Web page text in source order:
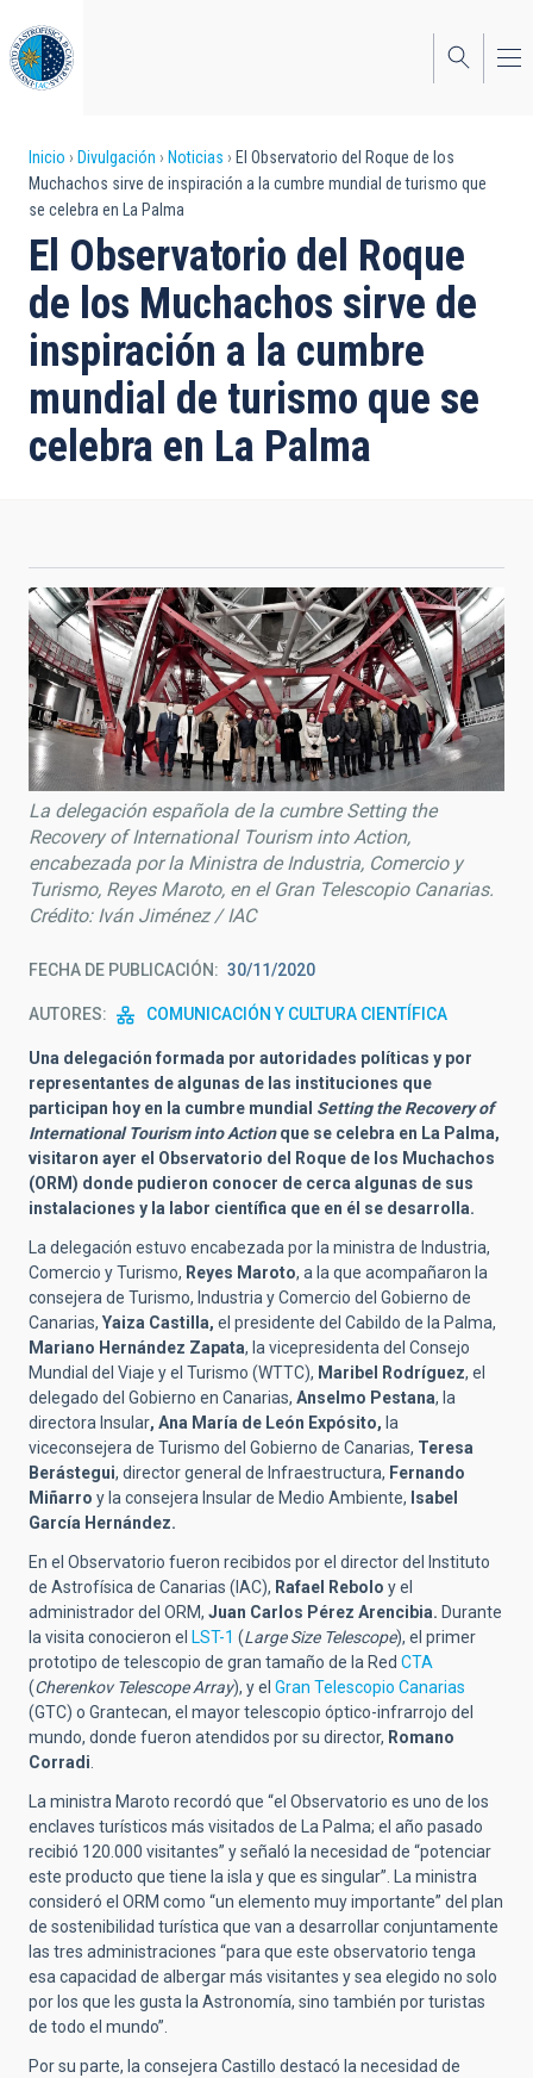
al
contenido
principal
Sobrescribir
enlaces
de
ayuda
a
la
navegación
Inicio Divulgación Noticias
El Observatorio del Roque de los
Muchachos sirve de inspiración a la cumbre mundial de turismo que
se celebra en La Palma
El Observatorio del Roque
de los Muchachos sirve de
inspiración a la cumbre
mundial de turismo que se
celebra en La Palma
La delegación española de la cumbre Setting the
Recovery of International Tourism into Action,
encabezada por la Ministra de Industria, Comercio y
Turismo, Reyes Maroto, en el Gran Telescopio Canarias.
Crédito: Iván Jiménez / IAC
FECHA DE PUBLICACIÓN 30/11/2020
AUTORES COMUNICACIÓN Y CULTURA CIENTÍFICA
Una delegación formada por autoridades políticas y por
representantes de algunas de las instituciones que
participan hoy en la cumbre mundial Setting the Recovery of
International Tourism into Actionque se celebra en La Palma,
visitaron ayer el Observatorio del Roque de los Muchachos
(ORM) donde pudieron conocer de cerca algunas de sus
instalaciones y la labor científica que en él se desarrolla.
La delegación estuvo encabezada por la ministra de Industria,
Comercio y Turismo, Reyes Maroto, a la que acompañaron la
consejera de Turismo, Industria y Comercio del Gobierno de
Canarias, Yaiza Castilla, el presidente del Cabildo de la Palma,
Mariano Hernández Zapata, la vicepresidenta del Consejo
Mundial del Viaje y el Turismo (WTTC), Maribel Rodríguez, el
delegado del Gobierno en Canarias, Anselmo Pestana, la
directora Insular, Ana María de León Expósito, la
viceconsejera de Turismo del Gobierno de Canarias, Teresa
Berástegui, director general de Infraestructura, Fernando
Miñarro y la consejera Insular de Medio Ambiente, Isabel
García Hernández.
En el Observatorio fueron recibidos por el director del Instituto
de Astrofísica de Canarias (IAC), Rafael Rebolo y el
administrador del ORM, Juan Carlos Pérez Arencibia. Durante
la visita conocieron el LST-1 (Large Size Telescope), el primer
prototipo de telescopio de gran tamaño de la Red CTA
(Cherenkov Telescope Array), y el Gran Telescopio Canarias
(GTC) o Grantecan, el mayor telescopio óptico-infrarrojo del
mundo, donde fueron atendidos por su director, Romano
Corradi.
La ministra Maroto recordó que “el Observatorio es uno de los
enclaves turísticos más visitados de La Palma; el año pasado
recibió 120.000 visitantes” y señaló la necesidad de “potenciar
este producto que tiene la isla y que es singular”. La ministra
consideró el ORM como “un elemento muy importante” del plan
de sostenibilidad turística que van a desarrollar conjuntamente
las tres administraciones “para que este observatorio tenga
esa capacidad de albergar más visitantes y sea elegido no solo
por los que les gusta la Astronomía, sino también por turistas
de todo el mundo”.
Por su parte, la consejera Castillo destacó la necesidad de